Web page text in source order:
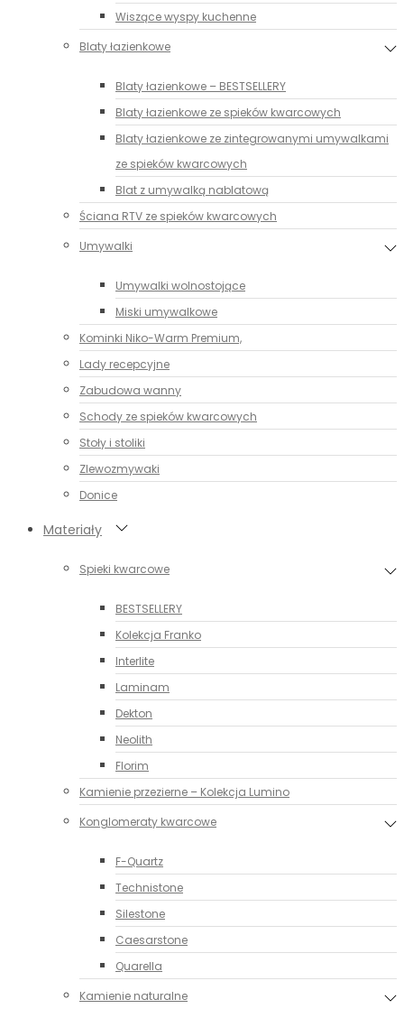
Wiszące wyspy kuchenne
Blaty łazienkowe
Blaty łazienkowe – BESTSELLERY
Blaty łazienkowe ze spieków kwarcowych
Blaty łazienkowe ze zintegrowanymi umywalkami
ze spieków kwarcowych
Blat z umywalką nablatową
Ściana RTV ze spieków kwarcowych
Umywalki
Umywalki wolnostojące
Miski umywalkowe
Kominki Niko-Warm Premium,
Lady recepcyjne
Zabudowa wanny
Schody ze spieków kwarcowych
Stoły i stoliki
Zlewozmywaki
Donice
Materiały
Spieki kwarcowe
BESTSELLERY
Kolekcja Franko
Interlite
Laminam
Dekton
Neolith
Florim
Kamienie przezierne – Kolekcja Lumino
Konglomeraty kwarcowe
F-Quartz
Technistone
Silestone
Caesarstone
Quarella
Kamienie naturalne